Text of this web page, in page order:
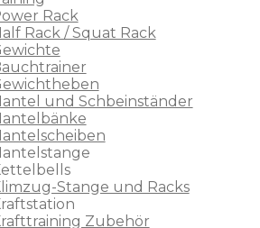
Rack
Rack / Squat Rack
und Schbeinständer
Stange und Racks
Zubehör